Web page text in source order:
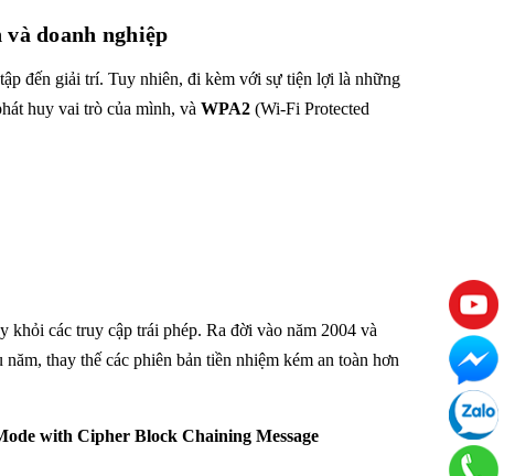
doanh nghiệp
đến giải trí. Tuy nhiên, đi kèm với sự tiện lợi là những
huy vai trò của mình, và WPA2 (Wi-Fi Protected
khỏi các truy cập trái phép. Ra đời vào năm 2004 và
thay thế các phiên bản tiền nhiệm kém an toàn hơn
with Cipher Block Chaining Message